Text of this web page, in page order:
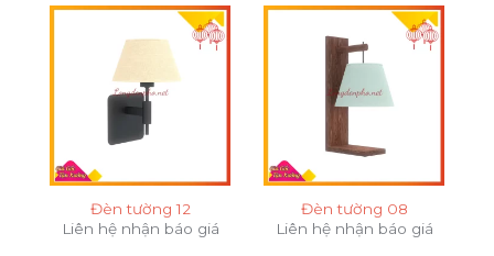
Đèn tường 12
Liên hệ nhận báo giá
Đèn tường 08
Liên hệ nhận báo giá